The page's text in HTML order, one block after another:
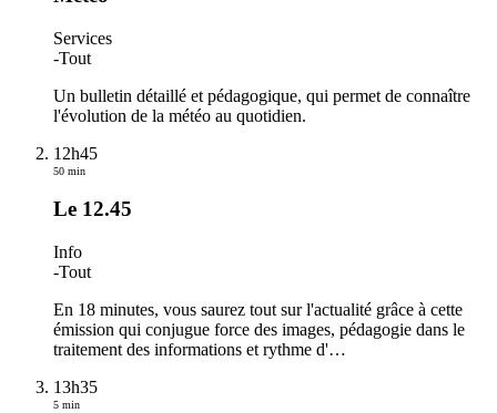
Services
-Tout
Un bulletin détaillé et pédagogique, qui permet de connaître
l'évolution de la météo au quotidien.
12h45
50 min
Le 12.45
Info
-Tout
En 18 minutes, vous saurez tout sur l'actualité grâce à cette
émission qui conjugue force des images, pédagogie dans le
traitement des informations et rythme d'…
13h35
5 min